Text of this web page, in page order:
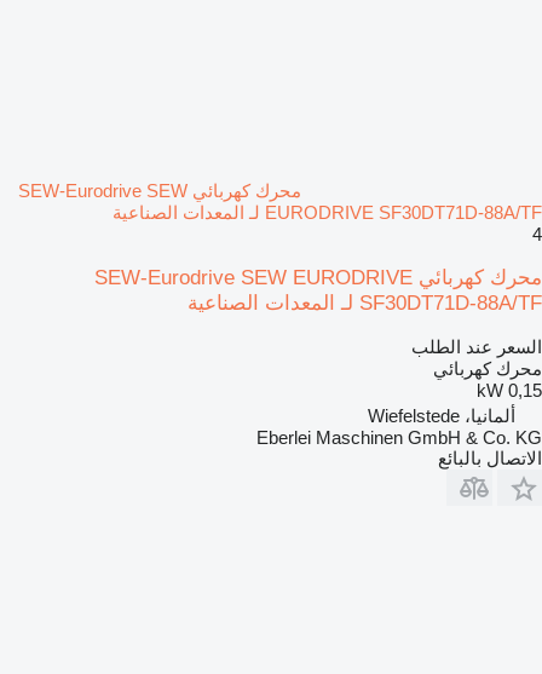
محرك كهربائي SEW-Eurodrive SEW
EURODRIVE SF30DT71D-88A/TF لـ المعدات الصناعية
4
محرك كهربائي SEW-Eurodrive SEW EURODRIVE
SF30DT71D-88A/TF لـ المعدات الصناعية
السعر عند الطلب
محرك كهربائي
0,15 kW
ألمانيا، Wiefelstede
Eberlei Maschinen GmbH & Co. KG
الاتصال بالبائع